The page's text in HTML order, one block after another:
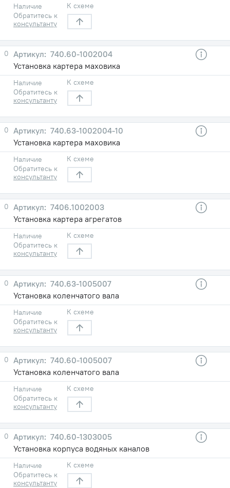
Наличие
Обратитесь к
консультанту
К схеме
0
740.60-1002004
Установка картера маховика
Наличие
Обратитесь к
консультанту
К схеме
0
740.63-1002004-10
Установка картера маховика
Наличие
Обратитесь к
консультанту
К схеме
0
7406.1002003
Установка картера агрегатов
Наличие
Обратитесь к
консультанту
К схеме
0
740.63-1005007
Установка коленчатого вала
Наличие
Обратитесь к
консультанту
К схеме
0
740.60-1005007
Установка коленчатого вала
Наличие
Обратитесь к
консультанту
К схеме
0
740.60-1303005
Установка корпуса водяных каналов
Наличие
Обратитесь к
консультанту
К схеме